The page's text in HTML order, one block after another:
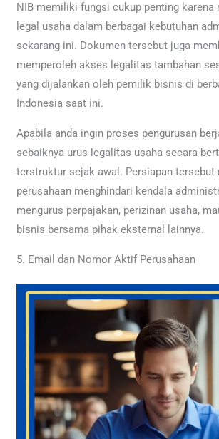
NIB memiliki fungsi cukup penting karena
legal usaha dalam berbagai kebutuhan
sekarang ini. Dokumen tersebut juga
memperoleh akses legalitas tambahan
yang dijalankan oleh pemilik bisnis di
Indonesia saat ini.
Apabila anda ingin proses pengurusan
sebaiknya urus legalitas usaha secara
terstruktur sejak awal. Persiapan tersebut
perusahaan menghindari kendala
mengurus perpajakan, perizinan usaha,
bisnis bersama pihak eksternal lainnya.
5. Email dan Nomor Aktif Perusahaan